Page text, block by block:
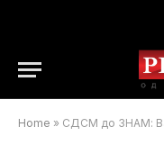
Home » СДСМ до ЗНАМ: Ваша